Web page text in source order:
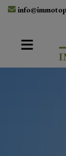
Navigated to Immo